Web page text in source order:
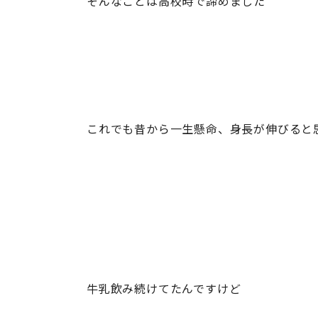
これでも昔から一生懸命、身長が伸びると
牛乳飲み続けてたんですけど